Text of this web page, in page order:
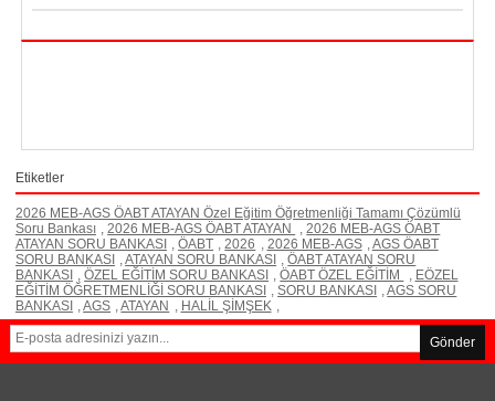
Etiketler
2026 MEB-AGS ÖABT ATAYAN Özel Eğitim Öğretmenliği Tamamı Çözümlü
Soru Bankası , 2026 MEB-AGS ÖABT ATAYAN , 2026 MEB-AGS ÖABT
ATAYAN SORU BANKASI , ÖABT , 2026 , 2026 MEB-AGS ,AGS ÖABT
SORU BANKASI ,ATAYAN SORU BANKASI , ÖABT ATAYAN SORU
BANKASI , ÖZEL EĞİTİM SORU BANKASI , ÖABT ÖZEL EĞİTİM , EÖZEL
EĞİTİM ÖĞRETMENLİĞİ SORU BANKASI , SORU BANKASI ,AGS SORU
BANKASI ,AGS ,ATAYAN , HALİL ŞİMŞEK ,
Gönder